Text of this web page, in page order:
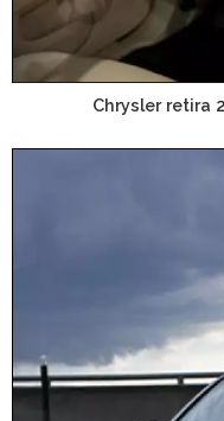
Chrysler retira